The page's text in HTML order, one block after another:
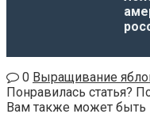
0 Выращивание
Понравилась статья?
Вам также может быть